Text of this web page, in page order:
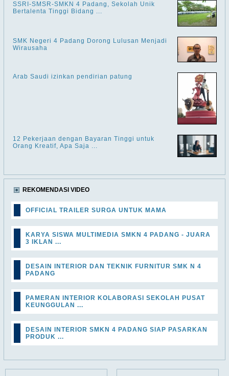
SSRI-SMSR-SMKN 4 Padang, Sekolah Unik
Bertalenta Tinggi Bidang ...
SMK Negeri 4 Padang Dorong Lulusan Menjadi
Wirausaha
Arab Saudi izinkan pendirian patung
12 Pekerjaan dengan Bayaran Tinggi untuk
Orang Kreatif, Apa Saja ...
REKOMENDASI VIDEO
OFFICIAL TRAILER SURGA UNTUK MAMA
KARYA SISWA MULTIMEDIA SMKN 4 PADANG - JUARA
3 IKLAN ...
DESAIN INTERIOR DAN TEKNIK FURNITUR SMK N 4
PADANG
PAMERAN INTERIOR KOLABORASI SEKOLAH PUSAT
KEUNGGULAN ...
DESAIN INTERIOR SMKN 4 PADANG SIAP PASARKAN
PRODUK ...